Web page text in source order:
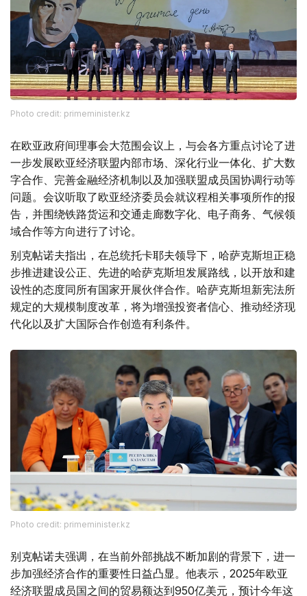
Photo credit: primeminister.kz
在欧亚政府间理事会大范围会议上，与会各方重点讨论了进
一步发展欧亚经济联盟内部市场、深化行业一体化、扩大数
字合作、完善金融经济机制以及加强联盟成员国协调行动等
问题。会议听取了欧亚经济委员会就议程相关事项所作的报
告，并围绕铁路货运和交通走廊数字化、电子商务、气候领
域合作等方向进行了讨论。
别克帖诺夫指出，在总统托卡耶夫领导下，哈萨克斯坦正稳
步推进建设公正、先进的哈萨克斯坦发展路线，以开放和建
设性的态度同所有国家开展伙伴合作。哈萨克斯坦新宪法所
规定的大规模制度改革，将为增强投资者信心、推动经济现
代化以及扩大国际合作创造有利条件。
Photo credit: primeminister.kz
别克帖诺夫强调，在当前外部挑战不断加剧的背景下，进一
步加强经济合作的重要性日益凸显。他表示，2025年欧亚
经济联盟成员国之间的贸易额达到950亿美元，预计今年这